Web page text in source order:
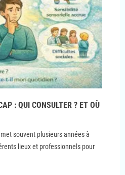
: QUI CONSULTER ? ET OÙ
souvent plusieurs années à
lieux et professionnels pour